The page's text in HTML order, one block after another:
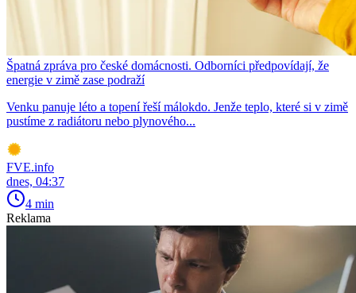
Špatná zpráva pro české domácnosti. Odborníci předpovídají, že
energie v zimě zase podraží
Venku panuje léto a topení řeší málokdo. Jenže teplo, které si v zimě
pustíme z radiátoru nebo plynového...
FVE.info
dnes, 04:37
4 min
Reklama